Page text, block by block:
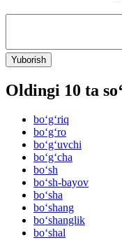
Yuborish
Oldingi 10 ta
bo‘g‘riq
bo‘g‘ro
bo‘g‘uvchi
bo‘g‘cha
bo‘sh
bo‘sh-bayov
bo‘sha
bo‘shang
bo‘shanglik
bo‘shal